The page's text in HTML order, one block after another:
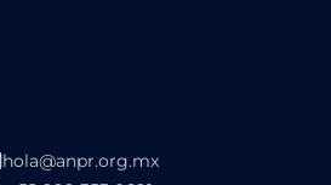
hola@anpr.org.mx